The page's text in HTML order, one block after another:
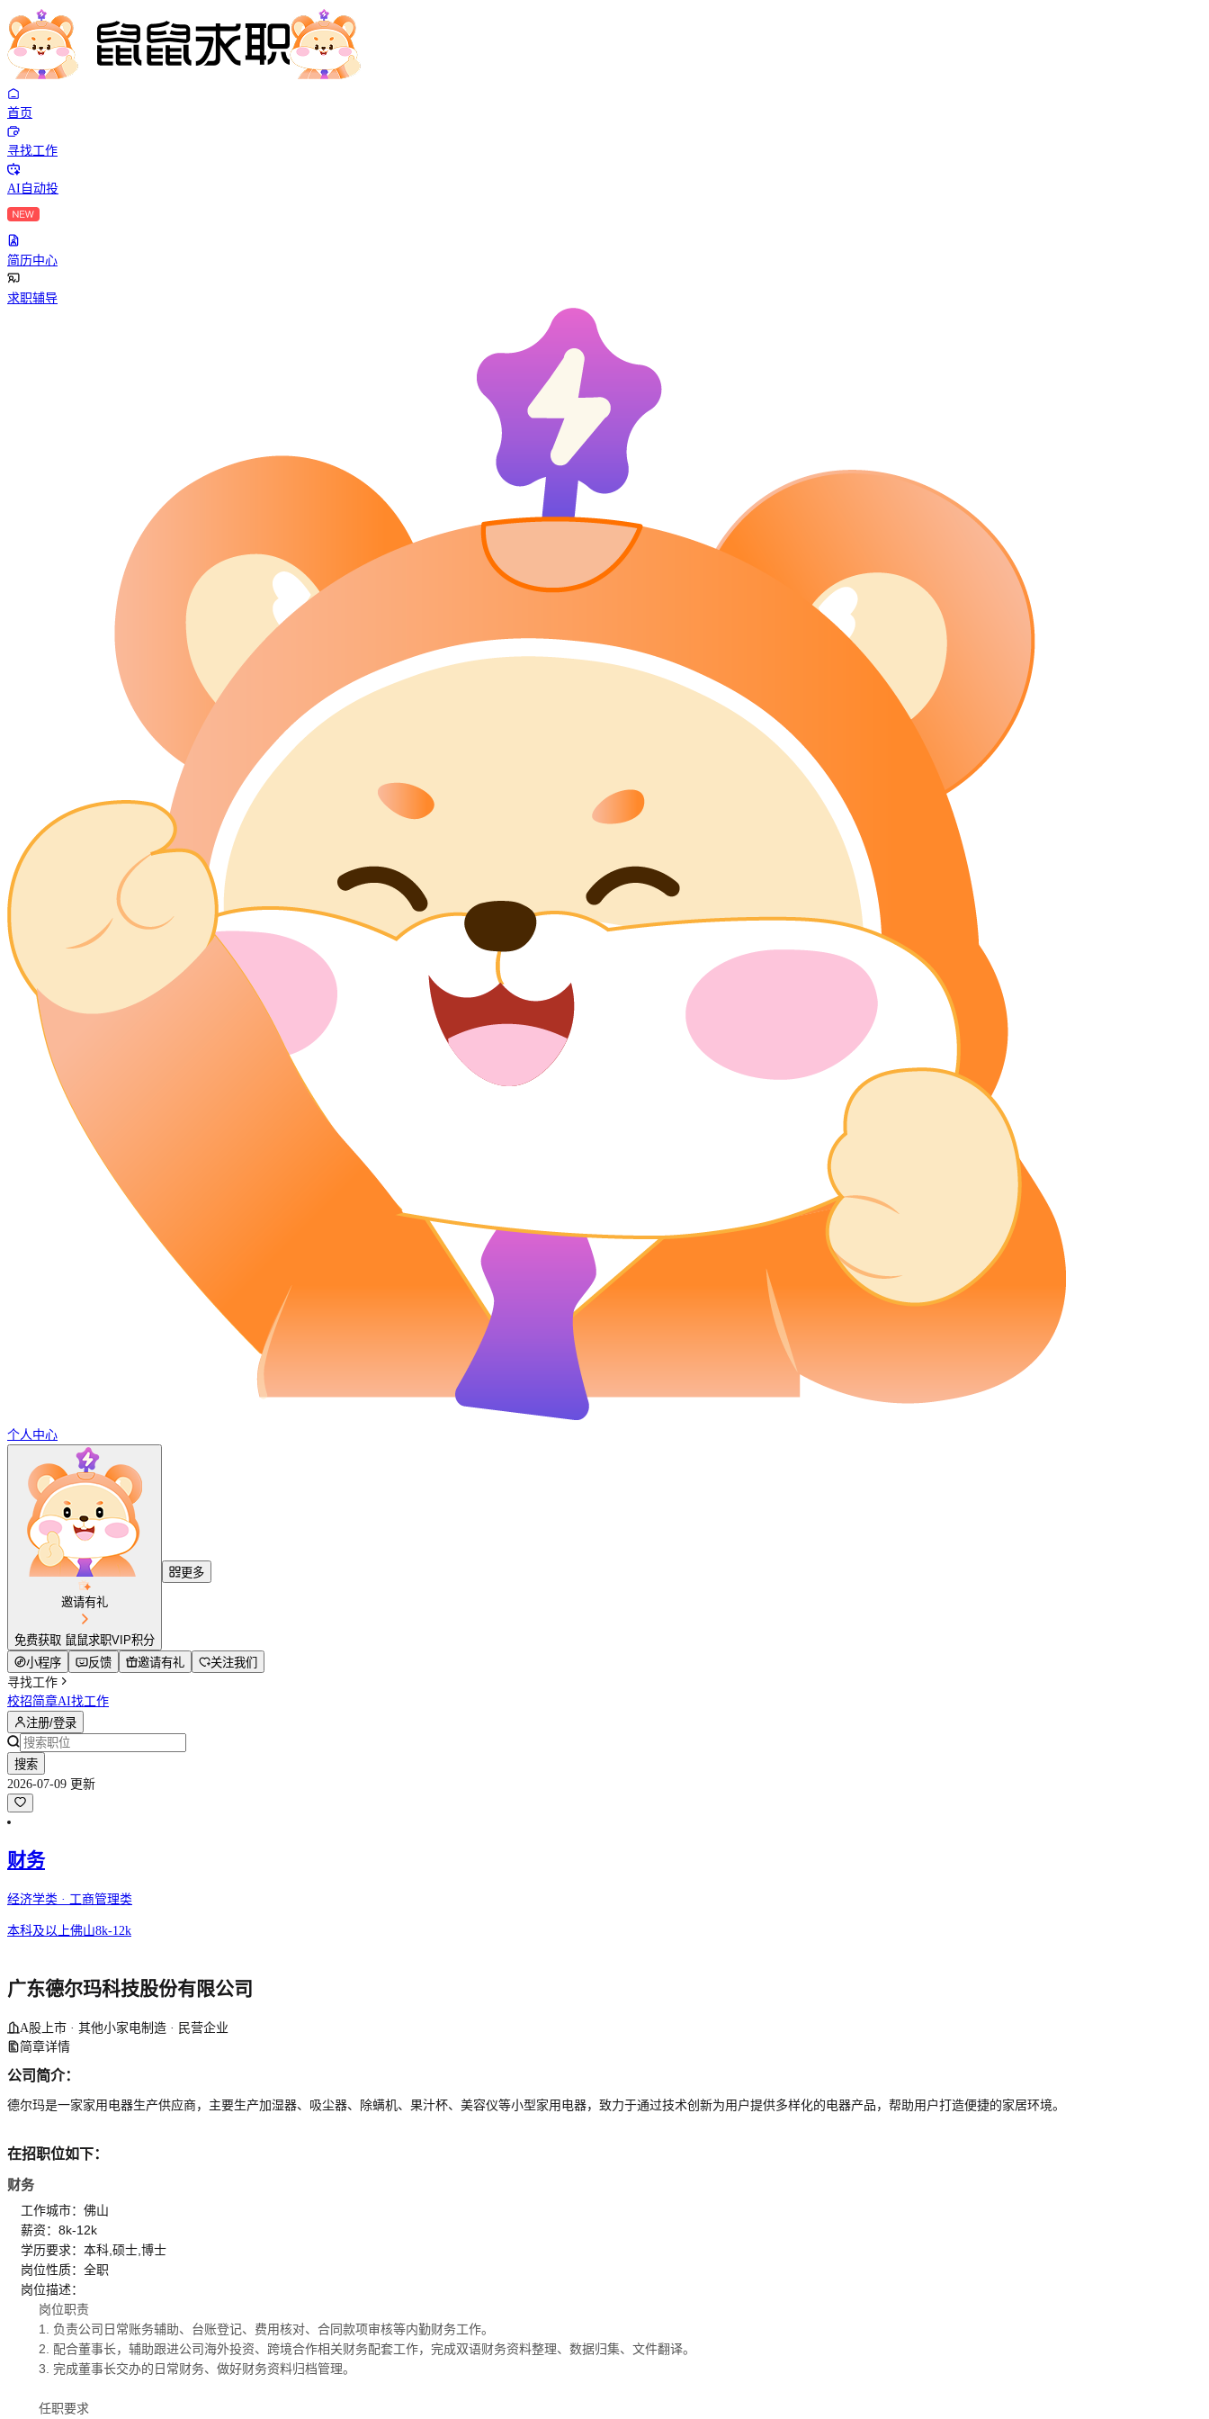
首页
寻找工作
AI自动投
简历中心
求职辅导
个人中心
邀请有礼
免费获取 鼠鼠求职VIP积分
更多
小程序 反馈 邀请有礼
关注我们
寻找工作
校招简章AI找工作
注册/登录
搜索
2026-07-09 更新
财务
经济学类 · 工商管理类
本科及以上佛山8k-12k
广东德尔玛科技股份有限公司
A股上市 · 其他小家电制造 · 民营企业
简章详情
公司简介：
德尔玛是一家家用电器生产供应商，主要生产加湿器、吸尘器、除螨机、果汁杯、美容仪等小型家用电器，致力于通过技术创新为用户提供多样化的电器产品，帮助用户打造便捷的家居环境。
在招职位如下：
财务
工作城市：佛山
薪资：8k-12k
学历要求：本科,硕士,博士
岗位性质：全职
岗位描述：
岗位职责
1. 负责公司日常账务辅助、台账登记、费用核对、合同款项审核等内勤财务工作。
2. 配合董事长，辅助跟进公司海外投资、跨境合作相关财务配套工作，完成双语财务资料整理、数据归集、文件翻译。
3. 完成董事长交办的日常财务、做好财务资料归档管理。
任职要求